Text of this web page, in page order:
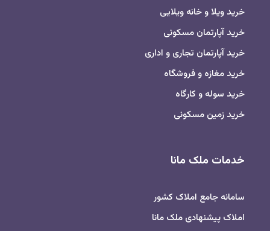
خرید ویلا و خانه ویلایی
خرید آپارتمان مسکونی
خرید آپارتمان تجاری و اداری
خرید مغازه و فروشگاه
خرید سوله و کارگاه
خرید زمین مسکونی
خدمات ملک مانا
سامانه جامع املاک کشور
املاک پیشنهادی ملک مانا